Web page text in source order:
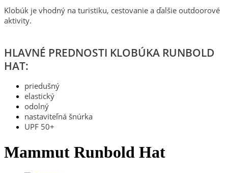
Klobúk je vhodný na turistiku, cestovanie a ďalšie outdoorové
aktivity.
HLAVNÉ PREDNOSTI KLOBÚKA RUNBOLD
HAT:
priedušný
elastický
odolný
nastaviteľná šnúrka
UPF 50+
Mammut Runbold Hat